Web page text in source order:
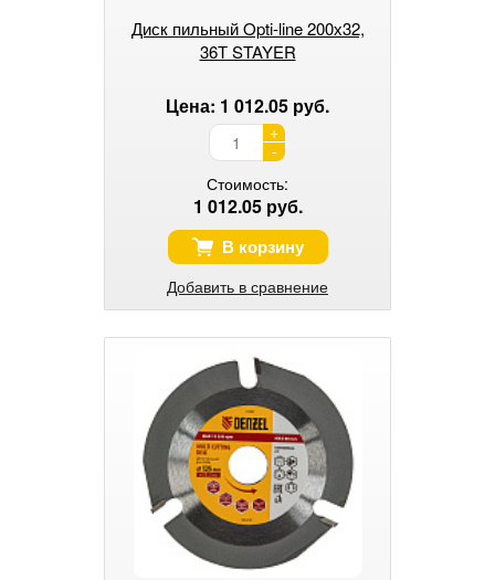
Диск пильный Opti-line 200х32,
36Т STAYER
Цена: 1 012.05 руб.
+
-
Стоимость:
1 012.05 руб.
В корзину
Добавить в сравнение